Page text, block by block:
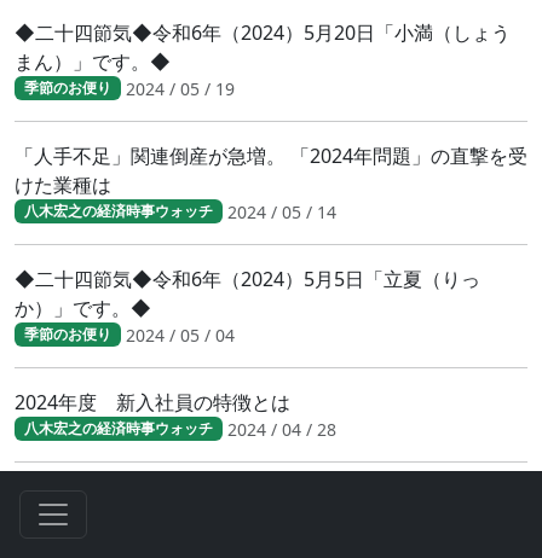
◆二十四節気◆令和6年（2024）5月20日「小満（しょう
まん）」です。◆
季節のお便り 2024 / 05 / 19
「人手不足」関連倒産が急増。 「2024年問題」の直撃を受
けた業種は
八木宏之の経済時事ウォッチ 2024 / 05 / 14
◆二十四節気◆令和6年（2024）5月5日「立夏（りっ
か）」です。◆
季節のお便り 2024 / 05 / 04
2024年度 新入社員の特徴とは
八木宏之の経済時事ウォッチ 2024 / 04 / 28
八木宏之の経済時事ウォッチ